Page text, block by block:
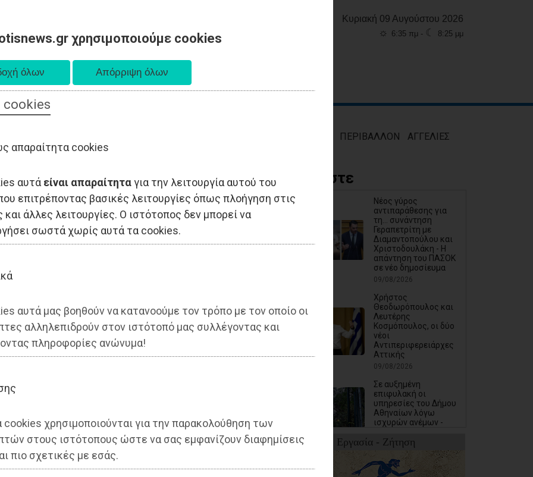
χρησιμοποιούμε cookies
απαραίτητα cookies
αυτά είναι απαραίτηταγια την λειτουργία αυτού του
επιτρέποντας βασικές λειτουργίες όπως πλοήγηση στις
και άλλες λειτουργίες. Ο ιστότοπος δεν μπορεί να
σωστά χωρίς αυτά τα cookies.
αυτά μας βοηθούν να κατανοούμε τον τρόπο με τον οποίο οι
αλληλεπιδρούν στον ιστότοπό μας συλλέγοντας και
πληροφορίες ανώνυμα!
cookies χρησιμοποιούνται για την παρακολούθηση των
στους ιστότοπους ώστε να σας εμφανίζουν διαφημίσεις
πιο σχετικές με εσάς.
Κυριακή 09 Αυγούστου 2026
☼ 6:35 πμ - ☾ 8:25 μμ
ΠΕΡΙΒΑΛΛΟΝ ΑΓΓΕΛΙΕΣ
και στην Νέα Μάκρη
Διαβάστε
Νέος γύρος
αντιπαράθεσης για
τη... συνάντηση
Γεραπετρίτη με
Διαμαντοπούλου και
Χριστοδουλάκη - Η
απάντηση του ΠΑΣΟΚ
σε νέο δημοσίευμα
09/08/2026
Χρήστος
Θεοδωρόπουλος και
Λευτέρης
Κοσμόπουλος, οι δύο
νέοι
Αντιπεριφερειάρχες
Αττικής
09/08/2026
Σε αυξημένη
επιφυλακή οι
υπηρεσίες του Δήμου
Αθηναίων λόγω
ισχυρών ανέμων -
Φινόπουλου από
σήμερα τα μεσάνυχτα
08/08/2026
Εργασία - Ζήτηση